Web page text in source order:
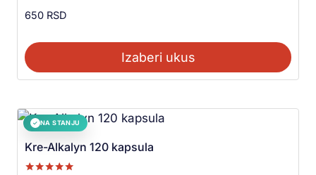
650 RSD
Izaberi ukus
✓ NA STANJU
Kre-Alkalyn 120 kapsula